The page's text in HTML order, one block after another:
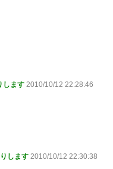
します 2010/10/12 22:28:46
します 2010/10/12 22:30:38